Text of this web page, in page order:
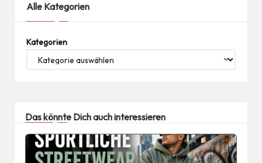
Alle Kategorien
Kategorien
Das könnte Dich auch interessieren